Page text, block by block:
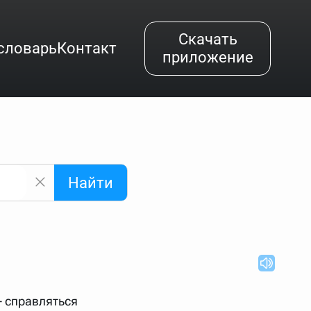
Контакт
Скачать
приложение
буквам и покажет их во всплывающем меню.
(*), а несколько неизвестных букв —
запроса "Пушкин поэт" и нажать "Найти", выведутся
"русский поэт 19 века". Пишем в Reword первым
"Лермонтов" и не только.
Найти